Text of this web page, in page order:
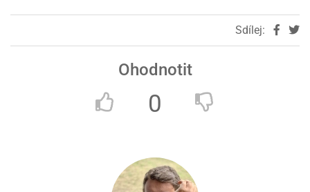
Sdílej:
Ohodnotit
0